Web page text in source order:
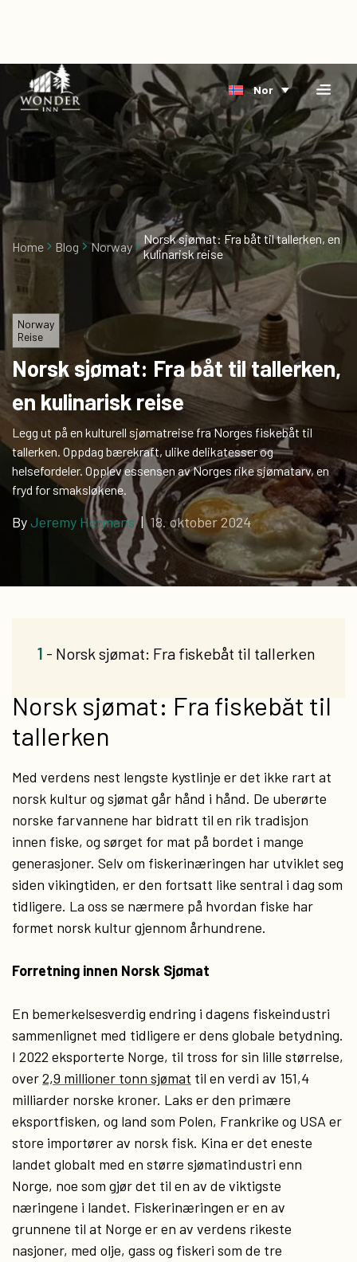
Home
Overnatting
Riverside
Delta
Bestill
direkte
Hendelse
Om
oss
Ledige
stillinger
Gavekort
Nor
Home Blog Norway
Norsk sjømat: Fra båt til tallerken, en
kulinarisk reise
Norway
Reise
Norsk sjømat: Fra båt til tallerken,
en kulinarisk reise
Legg ut på en kulturell sjømatreise fra Norges fiskebåt til
tallerken. Oppdag bærekraft, ulike delikatesser og
helsefordeler. Opplev essensen av Norges rike sjømatarv, en
fryd for smaksløkene.
ByJeremy Hermans|18. oktober 2024
Norsk sjømat: Fra fiskebåt til
tallerken
Med verdens nest lengste kystlinje er det ikke rart at
norsk kultur og sjømat går hånd i hånd. De uberørte
norske farvannene har bidratt til en rik tradisjon
innen fiske, og sørget for mat på bordet i mange
generasjoner. Selv om fiskerinæringen har utviklet seg
siden vikingtiden, er den fortsatt like sentral i dag som
tidligere. La oss se nærmere på hvordan fiske har
formet norsk kultur gjennom århundrene.
Forretning innen Norsk Sjømat
En bemerkelsesverdig endring i dagens fiskeindustri
sammenlignet med tidligere er dens globale betydning.
I 2022 eksporterte Norge, til tross for sin lille størrelse,
over2,9 millioner tonn sjømat til en verdi av 151,4
milliarder norske kroner. Laks er den primære
eksportfisken, og land som Polen, Frankrike og USA er
store importører av norsk fisk. Kina er det eneste
landet globalt med en større sjømatindustri enn
Norge, noe som gjør det til en av de viktigste
næringene i landet. Fiskerinæringen er en av
grunnene til at Norge er en av verdens rikeste
nasjoner, med olje, gass og fiskeri som de tre
1 - Norsk sjømat: Fra fiskebåt til tallerken